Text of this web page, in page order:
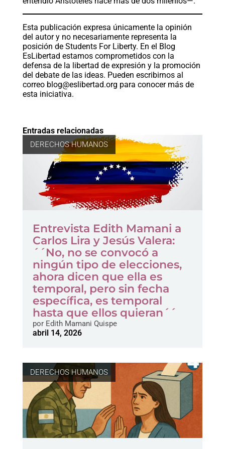
Esta publicación expresa únicamente la opinión
del autor y no necesariamente representa la
posición de Students For Liberty. En el Blog
EsLibertad estamos comprometidos con la
defensa de la libertad de expresión y la promoción
del debate de las ideas. Pueden escribirnos al
correo blog@eslibertad.org para conocer más de
esta iniciativa.
Entradas relacionadas
DERECHOS HUMANOS
Entrevista Edith Mamani a
Carlos Lira y Jesús Valera:
´´No, no se convocó a
ningún tipo de elecciones,
ahora dicen que ella es
temporal, pero sin fecha
específica, es temporal
hasta que ellos quieran´´
porEdith Mamani Quispe
abril 14, 2026
DERECHOS HUMANOS